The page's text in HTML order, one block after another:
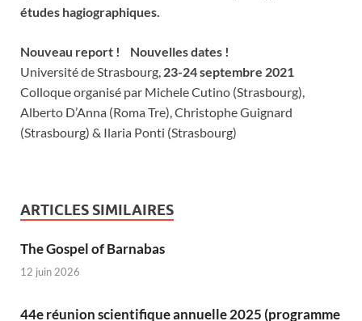
études hagiographiques.
Nouveau report ! Nouvelles dates !
Université de Strasbourg, 23-24 septembre 2021
Colloque organisé par Michele Cutino (Strasbourg),
Alberto D’Anna (Roma Tre), Christophe Guignard
(Strasbourg) & Ilaria Ponti (Strasbourg)
ARTICLES SIMILAIRES
The Gospel of Barnabas
12 juin 2026
44e réunion scientifique annuelle 2025 (programme